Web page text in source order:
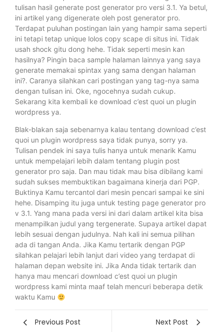
tulisan hasil generate post generator pro versi 3.1. Ya betul,
ini artikel yang digenerate oleh post generator pro.
Terdapat puluhan postingan lain yang hampir sama seperti
ini tetapi tetap unique lolos copy scape di situs ini. Tidak
usah shock gitu dong hehe. Tidak seperti mesin kan
hasilnya? Pingin baca sample halaman lainnya yang saya
generate memakai spintax yang sama dengan halaman
ini?. Caranya silahkan cari postingan yang tag-nya sama
dengan tulisan ini. Oke, ngocehnya sudah cukup.
Sekarang kita kembali ke download c’est quoi un plugin
wordpress ya.
Blak-blakan saja sebenarnya kalau tentang download c’est
quoi un plugin wordpress saya tidak punya, sorry ya.
Tulisan pendek ini saya tulis hanya untuk menarik Kamu
untuk mempelajari lebih dalam tentang plugin post
generator pro saja. Dan mau tidak mau bisa dibilang kami
sudah sukses membuktikan bagaimana kinerja dari PGP.
Buktinya Kamu tercantol dari mesin pencari sampai ke sini
hehe. Disamping itu juga untuk testing page generator pro
v 3.1. Yang mana pada versi ini dari dalam artikel kita bisa
menampilkan judul yang tergenerate. Supaya artikel dapat
lebih sesuai dengan judulnya. Nah kali ini semua pilihan
ada di tangan Anda. Jika Kamu tertarik dengan PGP
silahkan pelajari lebih lanjut dari video yang terdapat di
halaman depan website ini. Jika Anda tidak tertarik dan
hanya mau mencari download c’est quoi un plugin
wordpress kami minta maaf telah mencuri beberapa detik
waktu Kamu
Previous Post Next Post